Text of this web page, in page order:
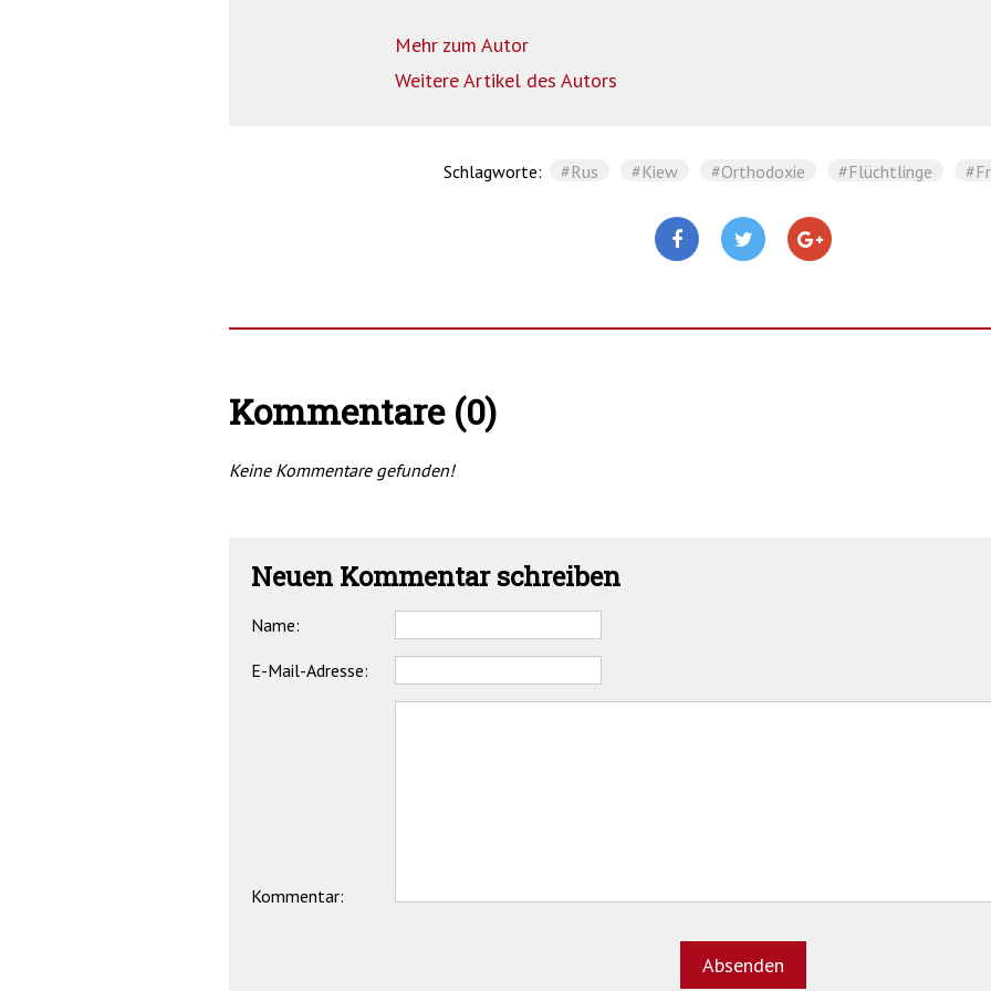
Mehr zum Autor
Weitere Artikel des Autors
Schlagworte: #Rus #Kiew #Orthodoxie #Flüchtlinge
Kommentare (0)
Keine Kommentare gefunden!
Neuen Kommentar schreiben
Name:
E-Mail-Adresse:
Kommentar: